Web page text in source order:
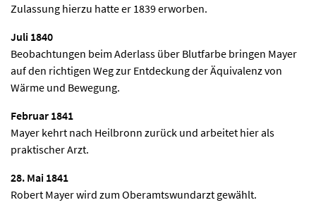
Zulassung hierzu hatte er 1839 erworben.
Juli 1840
Beobachtungen beim Aderlass über Blutfarbe bringen Mayer
auf den richtigen Weg zur Entdeckung der Äquivalenz von
Wärme und Bewegung.
Februar 1841
Mayer kehrt nach Heilbronn zurück und arbeitet hier als
praktischer Arzt.
28. Mai 1841
Robert Mayer wird zum Oberamtswundarzt gewählt.